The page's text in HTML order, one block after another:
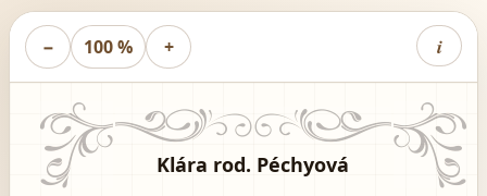
− 100 % + i
Klára rod. Péchyová